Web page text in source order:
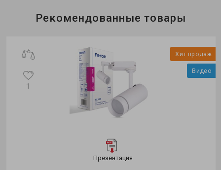
Бренд:Ardero
трековый
Рекомендованные товары
Хит продаж
Видео
Презентация
1